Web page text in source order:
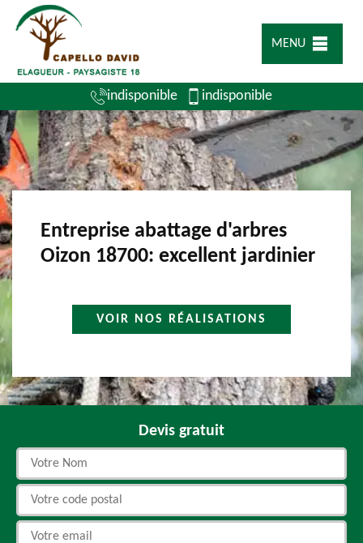
MENU
indisponible indisponible
Entreprise abattage d'arbres
Oizon 18700: excellent jardinier
VOIR NOS RÉALISATIONS
Devis gratuit